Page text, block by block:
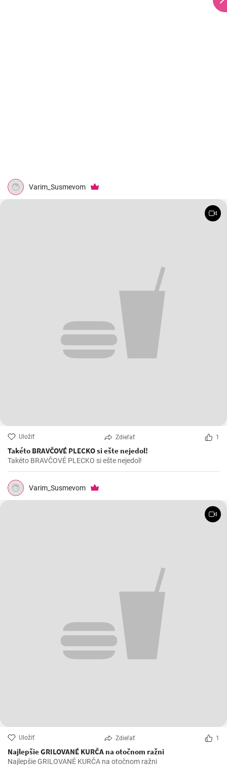
Varim_Susmevom
Uložiť Zdieľať 1
Takéto BRAVČOVÉ PLECKO si ešte nejedol!
Takéto BRAVČOVÉ PLECKO si ešte nejedol!
Varim_Susmevom
Uložiť Zdieľať 1
Najlepšie GRILOVANÉ KURČA na otočnom ražni
Najlepšie GRILOVANÉ KURČA na otočnom ražni